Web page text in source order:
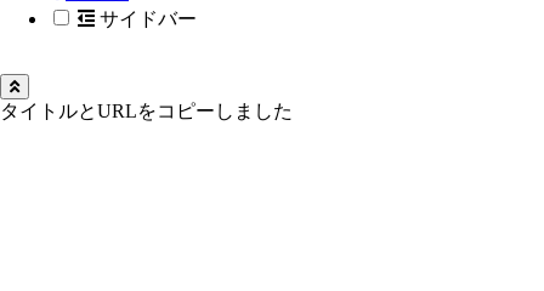
サイドバー
タイトルとURLをコピーしました